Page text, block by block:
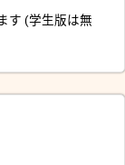
す (学生版は無